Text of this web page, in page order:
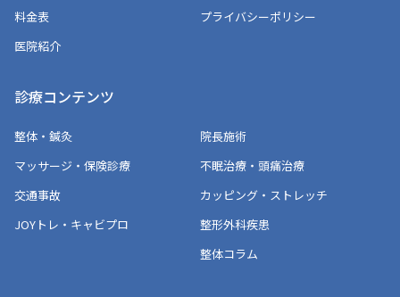
料金表
医院紹介
プライバシーポリシー
診療コンテンツ
整体・鍼灸
マッサージ・保険診療
交通事故
JOYトレ・キャビプロ
院長施術
不眠治療・頭痛治療
カッピング・ストレッチ
整形外科疾患
整体コラム